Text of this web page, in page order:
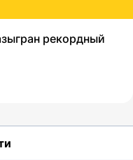
рекордный